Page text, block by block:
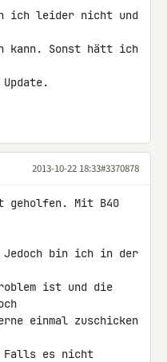
ich leider nicht und
kann. Sonst hätt ich
2013-10-22 18:33#3370878
geholfen. Mit B40
Jedoch bin ich in der
ist und die
einmal zuschicken
Falls es nicht